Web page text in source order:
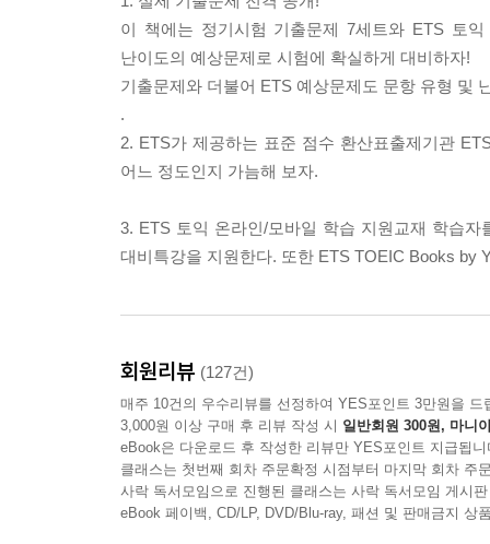
이 책에는 정기시험 기출문제 7세트와 ETS 토
난이도의 예상문제로 시험에 확실하게 대비하자!
기출문제와 더불어 ETS 예상문제도 문항 유형 및
.
2. ETS가 제공하는 표준 점수 환산표출제기관
어느 정도인지 가늠해 보자.
3. ETS 토익 온라인/모바일 학습 지원교재 학습
대비특강을 지원한다. 또한 ETS TOEIC Books by
회원리뷰 (127건)
매주 10건의 우수리뷰를 선정하여 YES포인트 3만원을 드
3,000원 이상 구매 후 리뷰 작성 시 일반회원 300원, 마니
eBook은 다운로드 후 작성한 리뷰만 YES포인트 지급됩니
클래스는 첫번째 회차 주문확정 시점부터 마지막 회차 주
사락 독서모임으로 진행된 클래스는 사락 독서모임 게시
eBook 페이백, CD/LP, DVD/Blu-ray, 패션 및 판매금지 상